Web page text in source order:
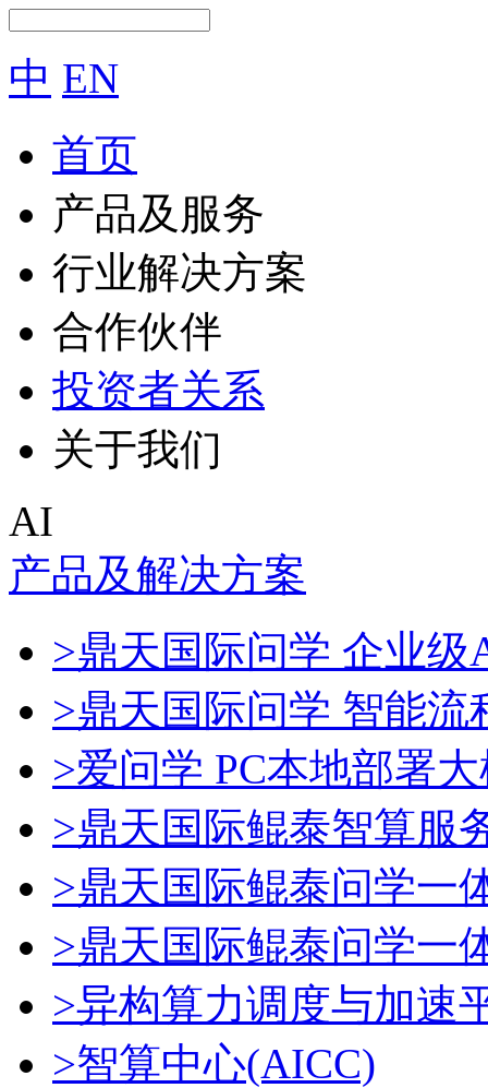
中 EN
首页
产品及服务
行业解决方案
合作伙伴
投资者关系
关于我们
AI
产品及解决方案
>鼎天国际问学 企业级
>鼎天国际问学 智能流
>爱问学 PC本地部署
>鼎天国际鲲泰智算服
>鼎天国际鲲泰问学一
>鼎天国际鲲泰问学一
>异构算力调度与加速
>智算中心(AICC)